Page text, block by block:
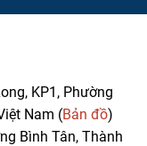
KP1, Phường
Nam (Bản đồ)
Bình Tân, Thành